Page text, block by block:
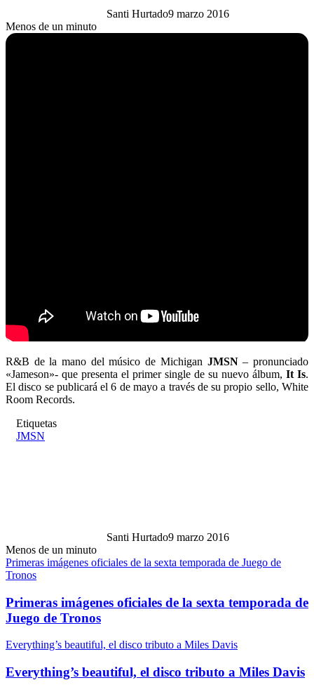
Santi Hurtado9 marzo 2016
Menos de un minuto
R&B de la mano del músico de Michigan JMSN– pronunciado
«Jameson»- que presenta el primer single de su nuevo álbum, It Is.
El disco se publicará el 6 de mayo a través de su propio sello, White
Room Records.
Etiquetas
JMSN
Santi Hurtado9 marzo 2016
Menos de un minuto
Primeras imágenes oficiales de la sexta temporada de Juego de
Tronos
Primeras imágenes oficiales de la sexta temporada de
Juego de Tronos
Everything’s beautiful, el disco tributo a Miles Davis
Everything’s beautiful, el disco tributo a Miles Davis